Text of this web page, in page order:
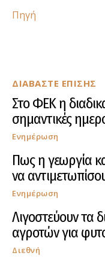
ΔΙΑΒΑΣΤΕ ΕΠΙΣΗΣ
Στο ΦΕΚ η
σημαντικές
Ενημέρωση
Πως η γεωργία
να
Ενημέρωση
Λιγοστεύουν τα
αγροτών για
Διεθνή
Πηγή